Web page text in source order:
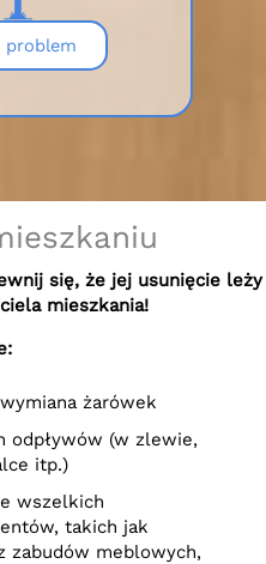
problem
się, że jej usunięcie leży
mieszkania!
żarówek
odpływów (w zlewie,
itp.)
wszelkich
takich jak
zabudów meblowych,